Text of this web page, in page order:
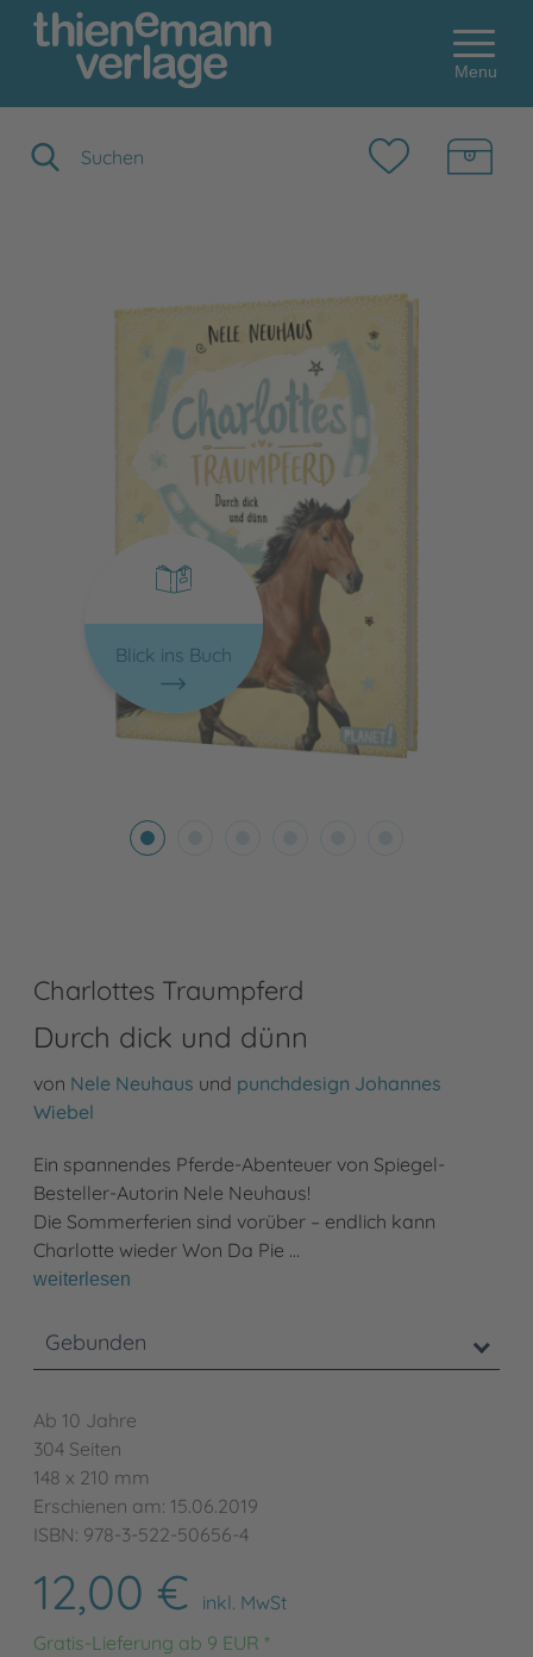
Menu
Blick ins Buch
Charlottes Traumpferd
Durch dick und dünn
von Nele Neuhaus und punchdesign Johannes
Wiebel
Ein spannendes Pferde-Abenteuer von Spiegel-
Besteller-Autorin Nele Neuhaus!
Die Sommerferien sind vorüber – endlich kann
Charlotte wieder Won Da Pie …
weiterlesen
Gebunden
Ab 10 Jahre
304 Seiten
148 x 210 mm
Erschienen am: 15.06.2019
ISBN: 978-3-522-50656-4
12,00 €
inkl. MwSt
Gratis-Lieferung ab 9 EUR *